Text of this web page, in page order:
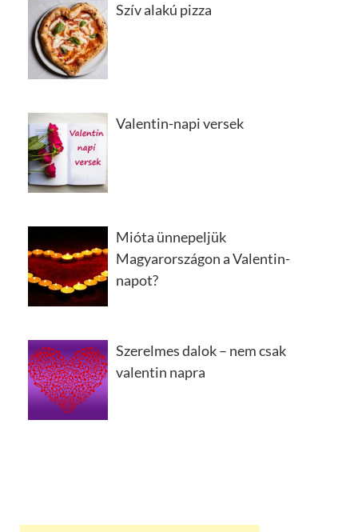
Szív alakú pizza
Valentin-napi versek
Mióta ünnepeljük
Magyarországon a Valentin-
napot?
Szerelmes dalok – nem csak
valentin napra